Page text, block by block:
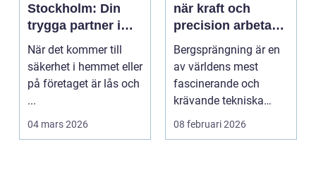
Stockholm: Din
trygga partner i
huvudstaden
När det kommer till
säkerhet i hemmet eller
på företaget är lås och
...
04 mars 2026
när kraft och
precision arbetar
tillsammans
Bergsprängning är en
av världens mest
fascinerande och
krävande tekniska
procedu...
08 februari 2026